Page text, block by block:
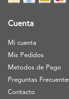
Cuenta
Mi cuenta
Mis Pedidos
Metodos de Pago
Preguntas
Contacto